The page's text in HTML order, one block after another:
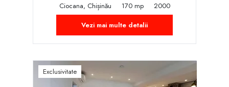
Ciocana, Chișinău
170 mp
2000
Vezi mai multe detalii
Exclusivitate